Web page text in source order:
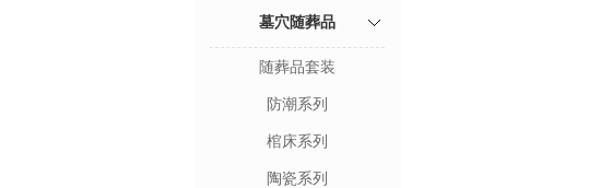
墓穴随葬品
随葬品套装
防潮系列
棺床系列
陶瓷系列